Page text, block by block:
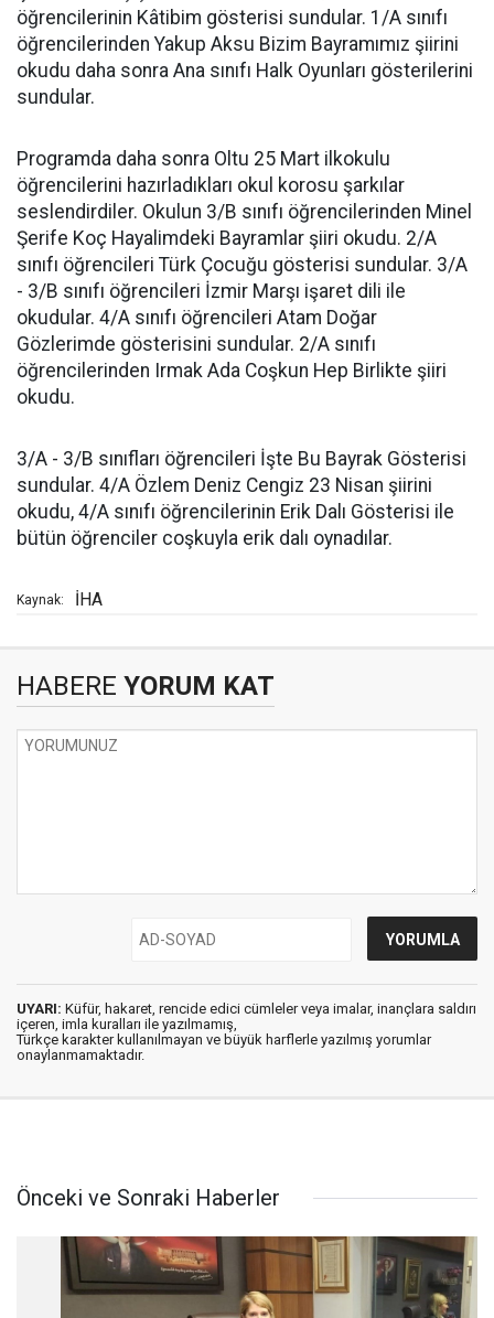
öğrencilerinin Kâtibim gösterisi sundular. 1/A sınıfı
öğrencilerinden Yakup Aksu Bizim Bayramımız şiirini
okudu daha sonra Ana sınıfı Halk Oyunları gösterilerini
sundular.
Programda daha sonra Oltu 25 Mart ilkokulu
öğrencilerini hazırladıkları okul korosu şarkılar
seslendirdiler. Okulun 3/B sınıfı öğrencilerinden Minel
Şerife Koç Hayalimdeki Bayramlar şiiri okudu. 2/A
sınıfı öğrencileri Türk Çocuğu gösterisi sundular. 3/A
- 3/B sınıfı öğrencileri İzmir Marşı işaret dili ile
okudular. 4/A sınıfı öğrencileri Atam Doğar
Gözlerimde gösterisini sundular. 2/A sınıfı
öğrencilerinden Irmak Ada Coşkun Hep Birlikte şiiri
okudu.
3/A - 3/B sınıfları öğrencileri İşte Bu Bayrak Gösterisi
sundular. 4/A Özlem Deniz Cengiz 23 Nisan şiirini
okudu, 4/A sınıfı öğrencilerinin Erik Dalı Gösterisi ile
bütün öğrenciler coşkuyla erik dalı oynadılar.
Kaynak: İHA
HABERE YORUM KAT
UYARI: Küfür, hakaret, rencide edici cümleler veya imalar, inançlara saldırı
içeren, imla kuralları ile yazılmamış,
Türkçe karakter kullanılmayan ve büyük harflerle yazılmış yorumlar
onaylanmamaktadır.
Önceki ve Sonraki Haberler